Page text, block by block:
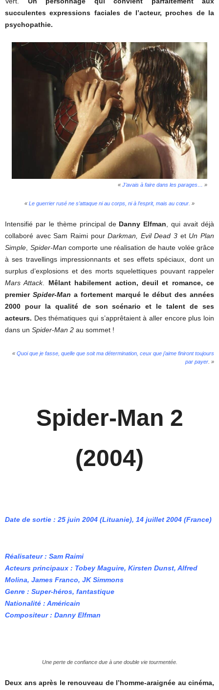
succulentes expressions faciales de l’acteur, proches de la
psychopathie.
« J’avais à faire dans les parages… »
« Le guerrier rusé ne s’attaque ni au corps, ni à l’esprit, mais au cœur. »
Intensifié par le thème principal de Danny Elfman, qui avait déjà
collaboré avec Sam Raimi pourDarkman, Evil Dead 3 et Un Plan
Simple, Spider-Man comporte une réalisation de haute volée grâce
à ses travellings impressionnants et ses effets spéciaux, dont un
surplus d’explosions et des morts squelettiques pouvant rappeler
Mars Attack. Mêlant habilement action, deuil et romance, ce
premier Spider-Man a fortement marqué le début des années
2000 pour la qualité de son scénario et le talent de ses
acteurs. Des thématiques qui s’apprêtaient à aller encore plus loin
dans un Spider-Man 2 au sommet !
« Quoi que je fasse, quelle que soit ma détermination, ceux que j’aime finiront toujours
par payer . »
Spider-Man 2
(2004)
Date de sortie : 25 juin 2004 (Lituanie), 14 juillet 2004 (France)
Réalisateur : Sam Raimi
Acteurs principaux : Tobey Maguire, Kirsten Dunst, Alfred
Molina, James Franco, JK Simmons
Genre : Super-héros, fantastique
Nationalité : Américain
Compositeur : Danny Elfman
Une perte de confiance due à une double vie tourmentée.
Deux ans après le renouveau de l’homme-araignée au cinéma,